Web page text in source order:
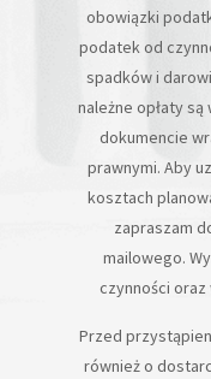
obowiązki
podatek od
spadków i
należne opłaty
dokumencie
prawnymi. Aby
kosztach
zapraszam
mailowego.
czynności
Przed
również o